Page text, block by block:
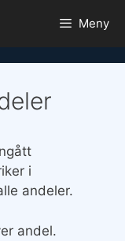
Meny
i
andeler.
andel.